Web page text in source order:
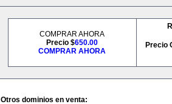
COMPRAR AHORA
Precio $650.00
COMPRAR AHORA
Precio
Otros dominios en venta: